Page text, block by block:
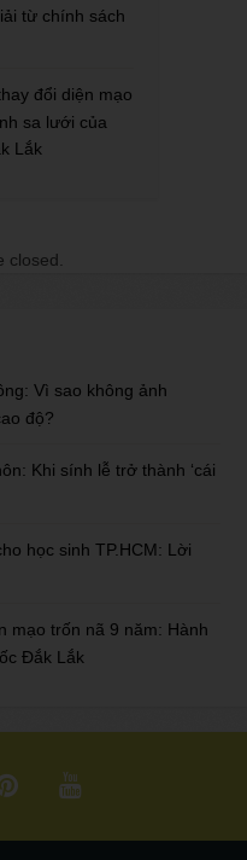
từ chính sách
đổi diện mạo
sa lưới của
Lắk
closed.
Vì sao không ảnh
độ?
Khi sính lễ trở thành ‘cái
học sinh TP.HCM: Lời
mạo trốn nã 9 năm: Hành
Đắk Lắk